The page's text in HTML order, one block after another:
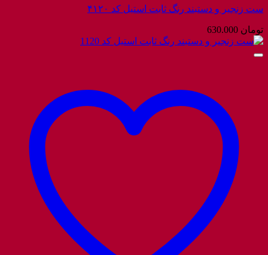
ست زنجیر و دستبند رنگ ثابت استیل کد ۴۱۲۰
تومان